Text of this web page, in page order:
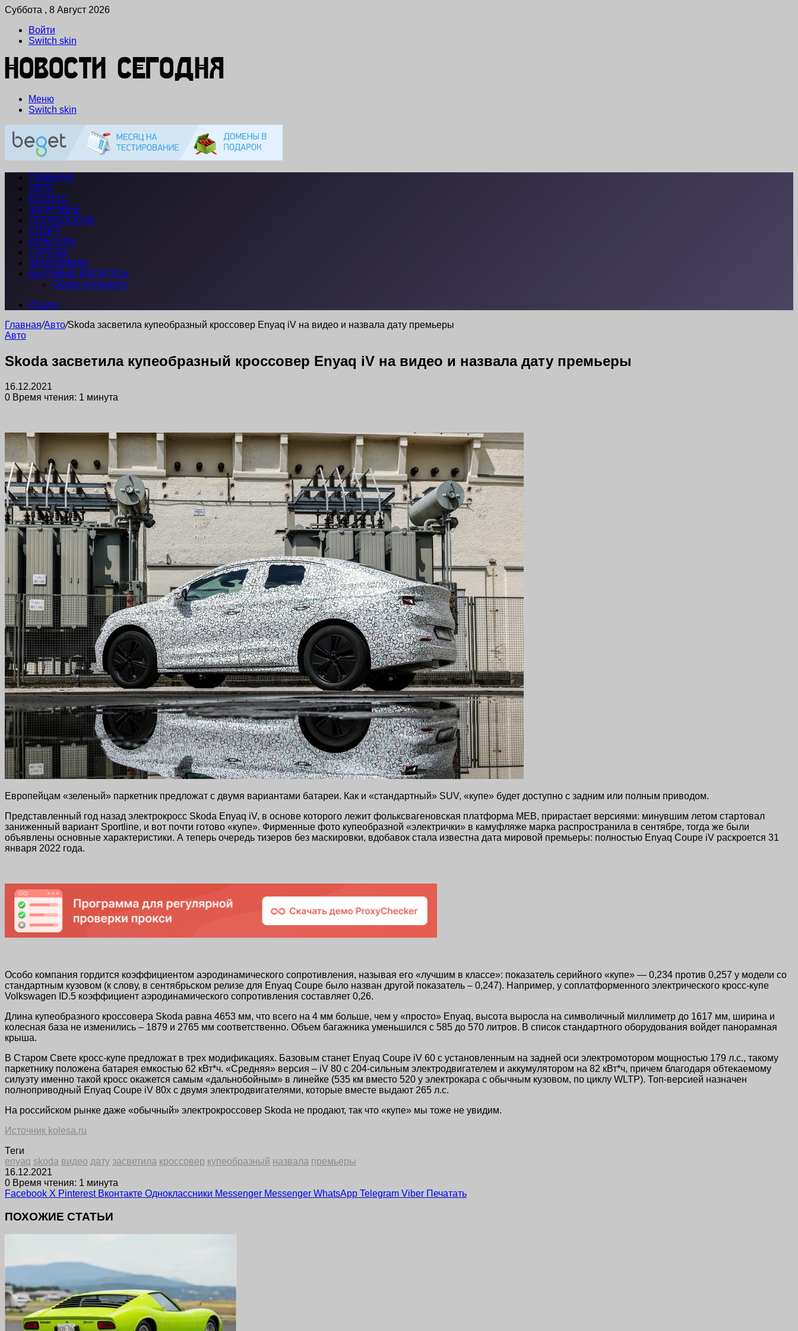
Суббота , 8 Август 2026
Войти
Switch skin
Меню
Switch skin
ГЛАВНАЯ
АВТО
БИЗНЕС
ЗДОРОВЬЕ
ТЕХНОЛОГИИ
СПОРТ
КУЛЬТУРА
ТУРИЗМ
ЭКОНОМИКА
БЫТОВЫЕ ВОПРОСЫ
Обзор интернета
Искать
Главная/Авто/Skoda засветила купеобразный кроссовер Enyaq iV на видео и назвала дату премьеры
Авто
Skoda засветила купеобразный кроссовер Enyaq iV на видео и назвала дату премьеры
16.12.2021
0 Время чтения: 1 минута
Европейцам «зеленый» паркетник предложат с двумя вариантами батареи. Как и «стандартный» SUV, «купе» будет доступно с задним или полным приводом.
Представленный год назад электрокросс Skoda Enyaq iV, в основе которого лежит фольксвагеновская платформа MEB, прирастает версиями: минувшим летом стартовал
заниженный вариант Sportline, и вот почти готово «купе». Фирменные фото купеобразной «электрички» в камуфляже марка распространила в сентябре, тогда же были
объявлены основные характеристики. А теперь очередь тизеров без маскировки, вдобавок стала известна дата мировой премьеры: полностью Enyaq Coupe iV раскроется 31
января 2022 года.
Особо компания гордится коэффициентом аэродинамического сопротивления, называя его «лучшим в классе»: показатель серийного «купе» — 0,234 против 0,257 у модели со
стандартным кузовом (к слову, в сентябрьском релизе для Enyaq Coupe было назван другой показатель – 0,247). Например, у соплатформенного электрического кросс-купе
Volkswagen ID.5 коэффициент аэродинамического сопротивления составляет 0,26.
Длина купеобразного кроссовера Skoda равна 4653 мм, что всего на 4 мм больше, чем у «просто» Enyaq, высота выросла на символичный миллиметр до 1617 мм, ширина и
колесная база не изменились – 1879 и 2765 мм соответственно. Объем багажника уменьшился с 585 до 570 литров. В список стандартного оборудования войдет панорамная
крыша.
В Старом Свете кросс-купе предложат в трех модификациях. Базовым станет Enyaq Coupe iV 60 с установленным на задней оси электромотором мощностью 179 л.с., такому
паркетнику положена батарея емкостью 62 кВт*ч. «Средняя» версия – iV 80 с 204-сильным электродвигателем и аккумулятором на 82 кВт*ч, причем благодаря обтекаемому
силуэту именно такой кросс окажется самым «дальнобойным» в линейке (535 км вместо 520 у электрокара с обычным кузовом, по циклу WLTP). Топ-версией назначен
полноприводный Enyaq Coupe iV 80x с двумя электродвигателями, которые вместе выдают 265 л.с.
На российском рынке даже «обычный» электрокроссовер Skoda не продают, так что «купе» мы тоже не увидим.
Источник kolesa.ru
Теги
enyaq skoda видео дату засветила кроссовер купеобразный назвала премьеры
16.12.2021
0 Время чтения: 1 минута
Facebook X Pinterest Вконтакте Одноклассники Messenger Messenger WhatsApp Telegram Viber Печатать
ПОХОЖИЕ СТАТЬИ